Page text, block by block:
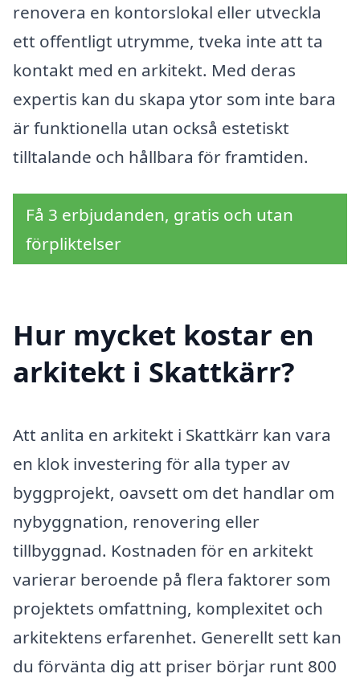
renovera en kontorslokal eller utveckla
ett offentligt utrymme, tveka inte att ta
kontakt med en arkitekt. Med deras
expertis kan du skapa ytor som inte bara
är funktionella utan också estetiskt
tilltalande och hållbara för framtiden.
Få 3 erbjudanden, gratis och utan
förpliktelser
Hur mycket kostar en
arkitekt i Skattkärr?
Att anlita en arkitekt i Skattkärr kan vara
en klok investering för alla typer av
byggprojekt, oavsett om det handlar om
nybyggnation, renovering eller
tillbyggnad. Kostnaden för en arkitekt
varierar beroende på flera faktorer som
projektets omfattning, komplexitet och
arkitektens erfarenhet. Generellt sett kan
du förvänta dig att priser börjar runt 800